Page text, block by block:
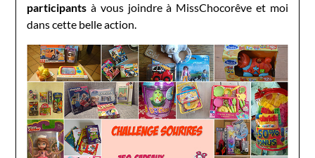
participants à vous joindre à MissChocorêve et moi
dans cette belle action.